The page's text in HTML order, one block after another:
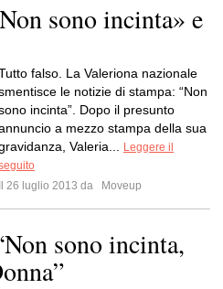
sono incinta» e
falso. La Valeriona nazionale
le notizie di stampa: “Non
incinta”. Dopo il presunto
a mezzo stampa della sua
Valeria...
Leggere il
Il 26 luglio 2013 da
Moveup
sono incinta,